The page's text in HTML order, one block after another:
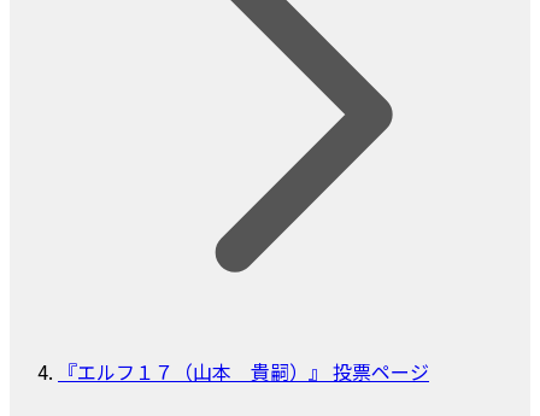
『エルフ１７（山本 貴嗣）』 投票ページ